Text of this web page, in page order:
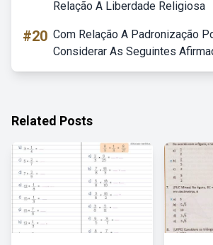
Relação A Liberdade Religiosa
#20 Com Relação A Padronização
Considerar As Seguintes
Related Posts